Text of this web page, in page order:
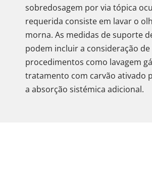
sobredosagem por via tópica
requerida consiste em lavar o
morna. As medidas de suporte
podem incluir a consideração de
procedimentos como lavagem
tratamento com carvão ativado
a absorção sistémica adicional.